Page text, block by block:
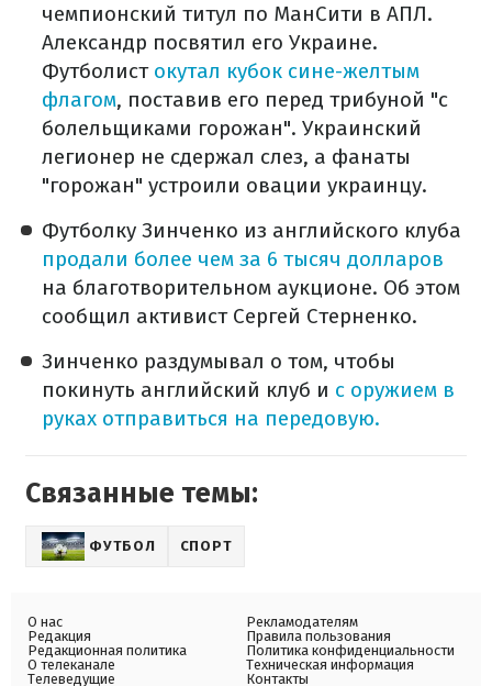
чемпионский титул по МанСити в АПЛ.
Александр посвятил его Украине.
Футболист окутал кубок сине-желтым
флагом, поставив его перед трибуной "с
болельщиками горожан". Украинский
легионер не сдержал слез, а фанаты
"горожан" устроили овации украинцу.
Футболку Зинченко из английского клуба
продали более чем за 6 тысяч долларов
на благотворительном аукционе. Об этом
сообщил активист Сергей Стерненко.
Зинченко раздумывал о том, чтобы
покинуть английский клуб и с оружием в
руках отправиться на передовую.
Связанные темы:
ФУТБОЛ СПОРТ
О нас
Редакция
Редакционная политика
О телеканале
Телеведущие
Рекламодателям
Правила пользования
Политика конфиденциальности
Техническая информация
Контакты